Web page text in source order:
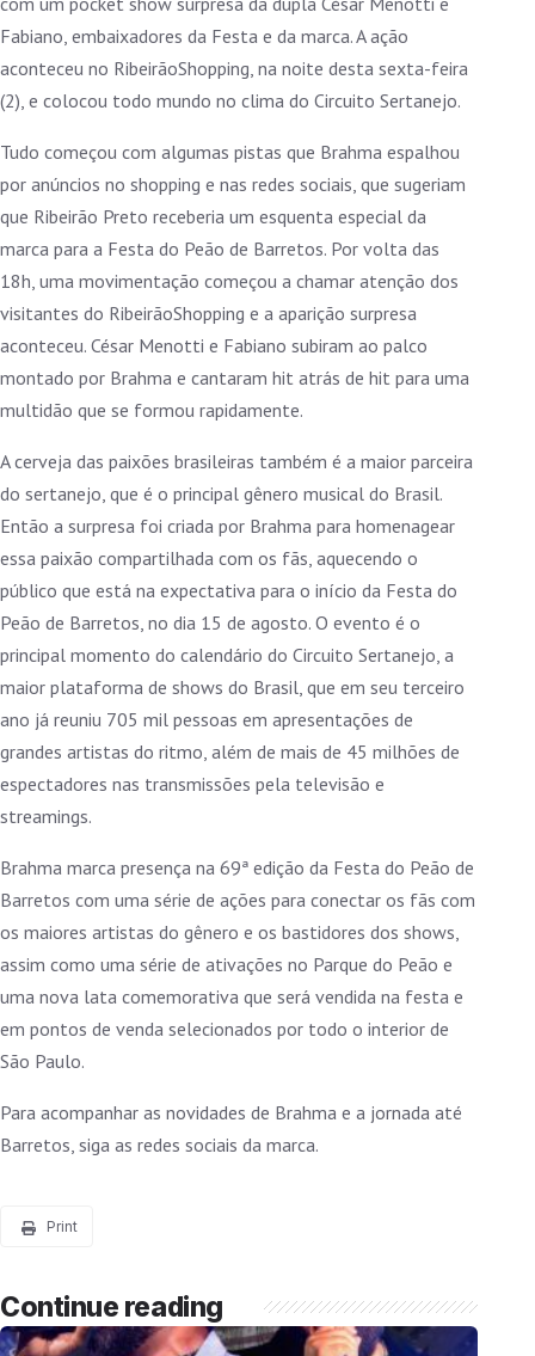
Fabiano, embaixadores da Festa e da marca. A ação
aconteceu no RibeirãoShopping, na noite desta sexta-feira
(2), e colocou todo mundo no clima do Circuito Sertanejo.
Tudo começou com algumas pistas que Brahma espalhou
por anúncios no shopping e nas redes sociais, que sugeriam
que Ribeirão Preto receberia um esquenta especial da
marca para a Festa do Peão de Barretos. Por volta das
18h, uma movimentação começou a chamar atenção dos
visitantes do RibeirãoShopping e a aparição surpresa
aconteceu. César Menotti e Fabiano subiram ao palco
montado por Brahma e cantaram hit atrás de hit para uma
multidão que se formou rapidamente.
A cerveja das paixões brasileiras também é a maior parceira
do sertanejo, que é o principal gênero musical do Brasil.
Então a surpresa foi criada por Brahma para homenagear
essa paixão compartilhada com os fãs, aquecendo o
público que está na expectativa para o início da Festa do
Peão de Barretos, no dia 15 de agosto. O evento é o
principal momento do calendário do Circuito Sertanejo, a
maior plataforma de shows do Brasil, que em seu terceiro
ano já reuniu 705 mil pessoas em apresentações de
grandes artistas do ritmo, além de mais de 45 milhões de
espectadores nas transmissões pela televisão e
streamings.
Brahma marca presença na 69ª edição da Festa do Peão de
Barretos com uma série de ações para conectar os fãs com
os maiores artistas do gênero e os bastidores dos shows,
assim como uma série de ativações no Parque do Peão e
uma nova lata comemorativa que será vendida na festa e
em pontos de venda selecionados por todo o interior de
São Paulo.
Para acompanhar as novidades de Brahma e a jornada até
Barretos, siga as redes sociais da marca.
Print
Continue reading